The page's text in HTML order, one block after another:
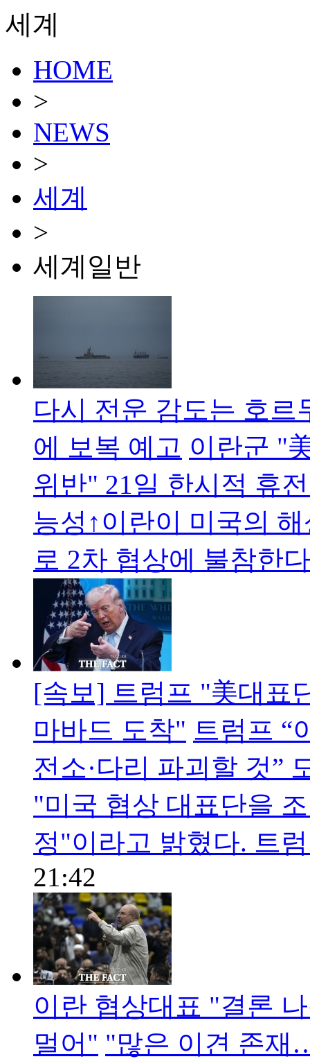
세계
HOME
>
NEWS
>
세계
>
세계일반
다시 전운 감도는 호
에 보복 예고 이란군 "
위반" 21일 한시적 휴
능성↑이란이 미국의
로 2차 협상에 불참한
[속보] 트럼프 "美대표
마바드 도착" 트럼프 “
전소·다리 파괴할 것”
"미국 협상 대표단을
정"이라고 밝혔다. 트
21:42
이란 협상대표 "결론
멀어" "많은 이견 존재